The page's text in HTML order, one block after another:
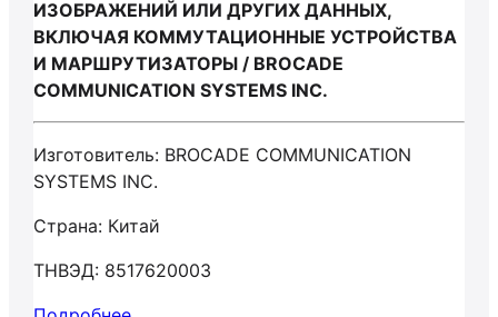
ИЗОБРАЖЕНИЙ ИЛИ ДРУГИХ ДАННЫХ,
ВКЛЮЧАЯ КОММУТАЦИОННЫЕ УСТРОЙСТВА
И МАРШРУТИЗАТОРЫ / BROCADE
COMMUNICATION SYSTEMS INC.
Изготовитель: BROCADE COMMUNICATION
SYSTEMS INC.
Страна: Китай
ТНВЭД: 8517620003